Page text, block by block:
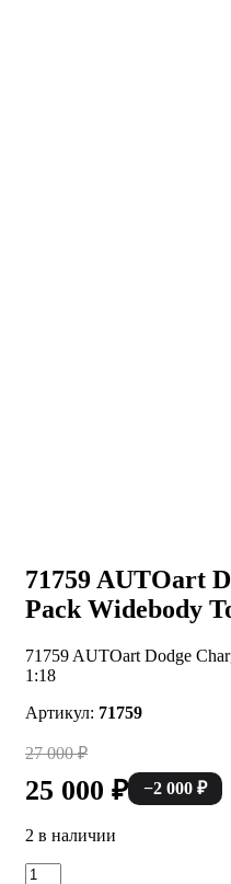
71759 AUTOart
Pack Widebody
71759 AUTOart Dodge
1:18
Артикул: 71759
27 000₽
25 000 ₽ −2 000 ₽
2 в наличии
Количество